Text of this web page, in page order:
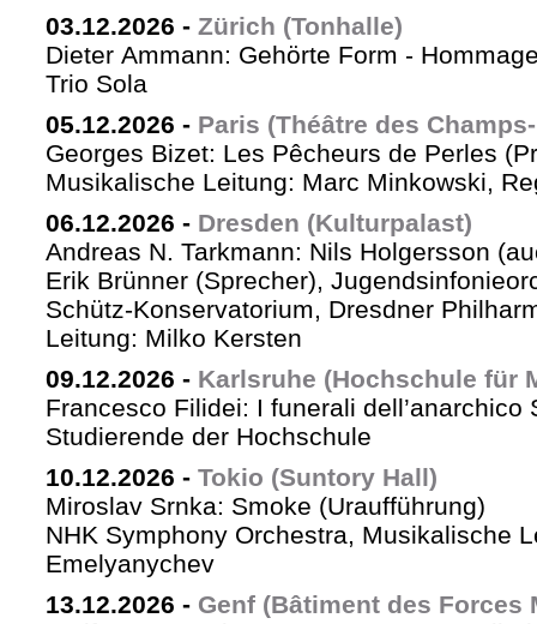
03.12.2026 - Zürich (Tonhalle)
Dieter Ammann: Gehörte Form -
Trio Sola
05.12.2026 - Paris (Théâtre des
Georges Bizet: Les Pêcheurs de Perles
Musikalische Leitung: Marc Minkowski,
06.12.2026 - Dresden (Kulturpalast)
Andreas N. Tarkmann: Nils Holgersson
Erik Brünner (Sprecher),
Schütz-Konservatorium, Dresdner
Leitung: Milko Kersten
09.12.2026 - Karlsruhe (Hochschule für
Francesco Filidei: I funerali dell’anarchico
Studierende der Hochschule
10.12.2026 - Tokio (Suntory Hall)
Miroslav Srnka: Smoke (Uraufführung)
NHK Symphony Orchestra, Musikalische
Emelyanychev
13.12.2026 - Genf (Bâtiment des Forces